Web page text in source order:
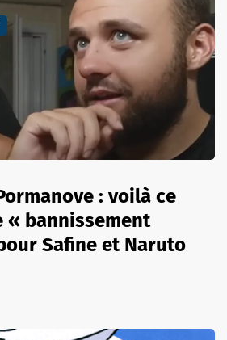
: voilà ce
« bannissement
Safine et Naruto